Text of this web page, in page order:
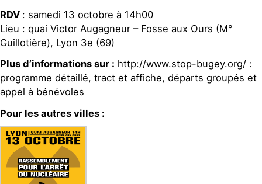
RDV : samedi 13 octobre à 14h00
Lieu : quai Victor Augagneur – Fosse aux Ours (M°
Guillotière), Lyon 3e (69)
Plus d’informations sur : http://www.stop-bugey.org/ :
programme détaillé, tract et affiche, départs groupés et
appel à bénévoles
Pour les autres villes :